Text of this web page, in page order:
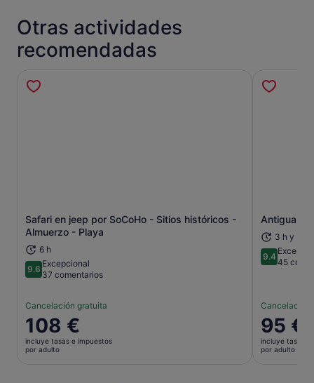
Otras actividades
recomendadas
Safari en jeep por SoCoHo - Sitios históricos -
Almuerzo - Playa
6 h
9.69.6 sobre 10
Excepcional
37 comentarios
Cancelación gratuita
El
precio
es
108 €
incluye tasas e impuestos
por adulto
Se abre en una pestaña nueva
Antigua
3 h y 30
9.49.4 sobre
45
Cancelación
El
precio
es
95 €
incluye tasas e
por adulto